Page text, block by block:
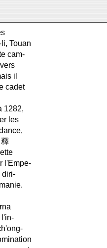
Touan
cam-
il
cadet
1282,
les
l'Empe-
diri-
l'in-